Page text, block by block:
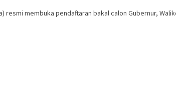
resmi membuka pendaftaran bakal calon Gubernur,